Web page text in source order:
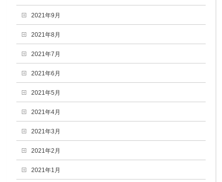
2021年9月
2021年8月
2021年7月
2021年6月
2021年5月
2021年4月
2021年3月
2021年2月
2021年1月